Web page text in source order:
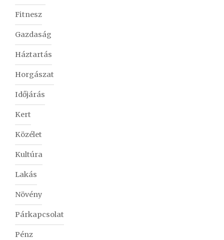
Fitnesz
Gazdaság
Háztartás
Horgászat
Időjárás
Kert
Közélet
Kultúra
Lakás
Növény
Párkapcsolat
Pénz